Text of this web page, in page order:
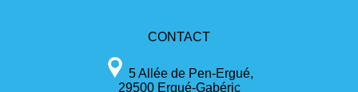
CONTACT
5 Allée de Pen-Ergué,
29500 Ergué-Gabéric